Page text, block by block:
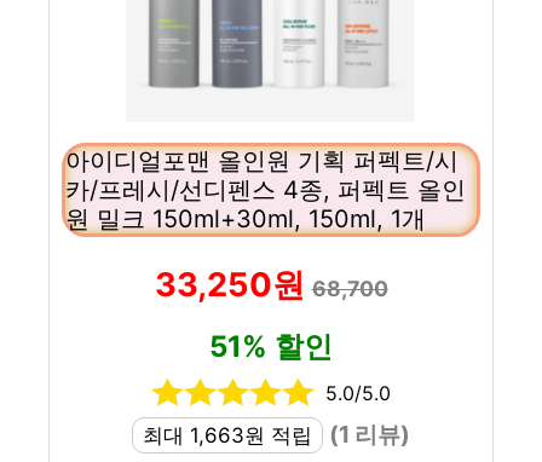
아이디얼포맨 올인원 기획 퍼펙트/시
카/프레시/선디펜스 4종, 퍼펙트 올인
원 밀크 150ml+30ml, 150ml, 1개
33,250원68,700
51% 할인
5.0/5.0
최대 1,663원 적립
(1 리뷰)